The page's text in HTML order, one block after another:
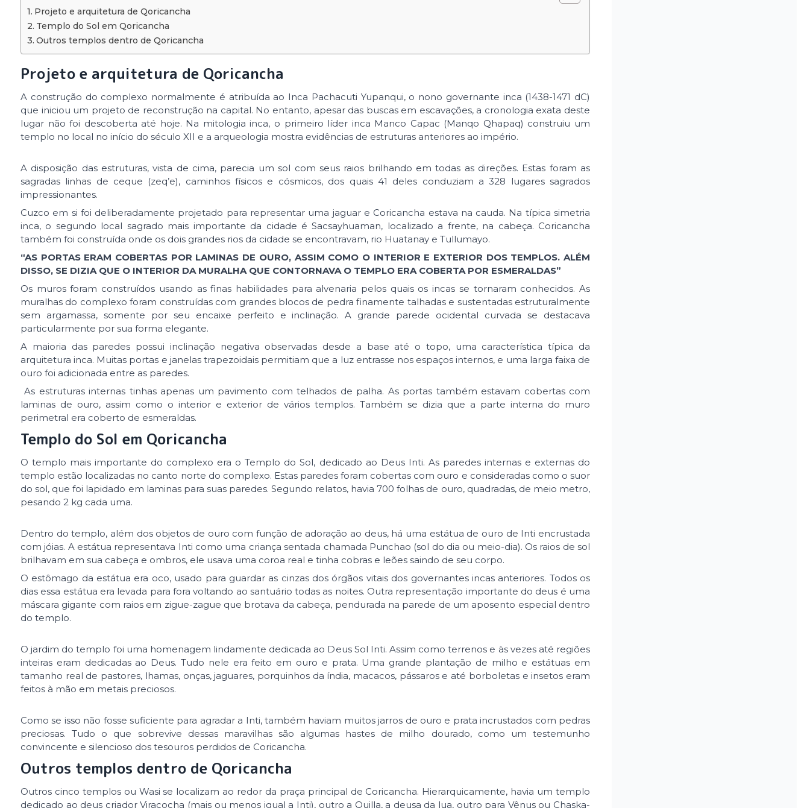
Projeto e arquitetura de Qoricancha
Templo do Sol em Qoricancha
Outros templos dentro de Qoricancha
Projeto e arquitetura de Qoricancha
A construção do complexo normalmente é atribuída ao Inca Pachacuti Yupanqui, o nono governante inca (1438-1471 dC)
que iniciou um projeto de reconstrução na capital. No entanto, apesar das buscas em escavações, a cronologia exata deste
lugar não foi descoberta até hoje. Na mitologia inca, o primeiro líder inca Manco Capac (Manqo Qhapaq) construiu um
templo no local no início do século XII e a arqueologia mostra evidências de estruturas anteriores ao império.
A disposição das estruturas, vista de cima, parecia um sol com seus raios brilhando em todas as direções. Estas foram as
sagradas linhas de ceque (zeq’e), caminhos físicos e cósmicos, dos quais 41 deles conduziam a 328 lugares sagrados
impressionantes.
Cuzco em si foi deliberadamente projetado para representar uma jaguar e Coricancha estava na cauda. Na típica simetria
inca, o segundo local sagrado mais importante da cidade é Sacsayhuaman, localizado a frente, na cabeça. Coricancha
também foi construída onde os dois grandes rios da cidade se encontravam, rio Huatanay e Tullumayo.
“AS PORTAS ERAM COBERTAS POR LAMINAS DE OURO, ASSIM COMO O INTERIOR E EXTERIOR DOS TEMPLOS. ALÉM
DISSO, SE DIZIA QUE O INTERIOR DA MURALHA QUE CONTORNAVA O TEMPLO ERA COBERTA POR ESMERALDAS”
Os muros foram construídos usando as finas habilidades para alvenaria pelos quais os incas se tornaram conhecidos. As
muralhas do complexo foram construídas com grandes blocos de pedra finamente talhadas e sustentadas estruturalmente
sem argamassa, somente por seu encaixe perfeito e inclinação. A grande parede ocidental curvada se destacava
particularmente por sua forma elegante.
A maioria das paredes possui inclinação negativa observadas desde a base até o topo, uma característica típica da
arquitetura inca. Muitas portas e janelas trapezoidais permitiam que a luz entrasse nos espaços internos, e uma larga faixa de
ouro foi adicionada entre as paredes.
As estruturas internas tinhas apenas um pavimento com telhados de palha. As portas também estavam cobertas com
laminas de ouro, assim como o interior e exterior de vários templos. Também se dizia que a parte interna do muro
perimetral era coberto de esmeraldas.
Templo do Sol em Qoricancha
O templo mais importante do complexo era o Templo do Sol, dedicado ao Deus Inti. As paredes internas e externas do
templo estão localizadas no canto norte do complexo. Estas paredes foram cobertas com ouro e consideradas como o suor
do sol, que foi lapidado em laminas para suas paredes. Segundo relatos, havia 700 folhas de ouro, quadradas, de meio metro,
pesando 2 kg cada uma.
Dentro do templo, além dos objetos de ouro com função de adoração ao deus, há uma estátua de ouro de Inti encrustada
com jóias. A estátua representava Inti como uma criança sentada chamada Punchao (sol do dia ou meio-dia). Os raios de sol
brilhavam em sua cabeça e ombros, ele usava uma coroa real e tinha cobras e leões saindo de seu corpo.
O estômago da estátua era oco, usado para guardar as cinzas dos órgãos vitais dos governantes incas anteriores. Todos os
dias essa estátua era levada para fora voltando ao santuário todas as noites. Outra representação importante do deus é uma
máscara gigante com raios em zigue-zague que brotava da cabeça, pendurada na parede de um aposento especial dentro
do templo.
O jardim do templo foi uma homenagem lindamente dedicada ao Deus Sol Inti. Assim como terrenos e às vezes até regiões
inteiras eram dedicadas ao Deus. Tudo nele era feito em ouro e prata. Uma grande plantação de milho e estátuas em
tamanho real de pastores, lhamas, onças, jaguares, porquinhos da índia, macacos, pássaros e até borboletas e insetos eram
feitos à mão em metais preciosos.
Como se isso não fosse suficiente para agradar a Inti, também haviam muitos jarros de ouro e prata incrustados com pedras
preciosas. Tudo o que sobrevive dessas maravilhas são algumas hastes de milho dourado, como um testemunho
convincente e silencioso dos tesouros perdidos de Coricancha.
Outros templos dentro de Qoricancha
Outros cinco templos ou Wasi se localizam ao redor da praça principal de Coricancha. Hierarquicamente, havia um templo
dedicado ao deus criador Viracocha (mais ou menos igual a Inti), outro a Quilla, a deusa da lua, outro para Vênus ou Chaska-